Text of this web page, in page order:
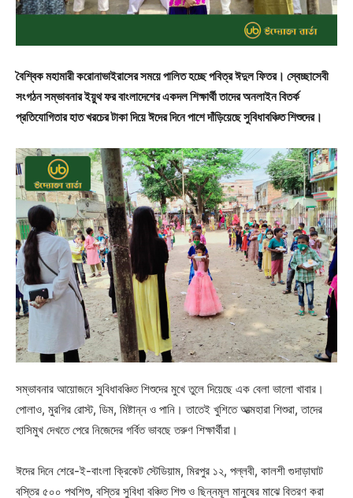
বৈশ্বিক মহামারী করোনাভাইরাসের সময়ে পালিত হচ্ছে পবিত্র ঈদুল ফিতর। স্বেচ্ছাসেবী
সংগঠন সম্ভাবনার ইয়ুথ ফর বাংলাদেশের একদল শিক্ষার্থী তাদের অনলাইন বিতর্ক
প্রতিযোগিতার হাত খরচের টাকা দিয়ে ঈদের দিনে পাশে দাঁড়িয়েছে সুবিধাবঞ্চিত শিশুদের।
সম্ভাবনার আয়োজনে সুবিধাবঞ্চিত শিশুদের মুখে তুলে দিয়েছে এক বেলা ভালো খাবার।
পোলাও, মুরগির রোস্ট, ডিম, মিষ্টান্ন ও পানি। তাতেই খুশিতে আত্মহারা শিশুরা, তাদের
হাসিমুখ দেখতে পেরে নিজেদের গর্বিত ভাবছে তরুণ শিক্ষার্থীরা।
ঈদের দিনে শেরে-ই-বাংলা ক্রিকেট স্টেডিয়াম, মিরপুর ১২, পল্লবী, কালশী গুদাড়াঘাট
বস্তির ৫০০ পথশিশু, বস্তির সুবিধা বঞ্চিত শিশু ও ছিন্নমূল মানুষের মাঝে বিতরণ করা